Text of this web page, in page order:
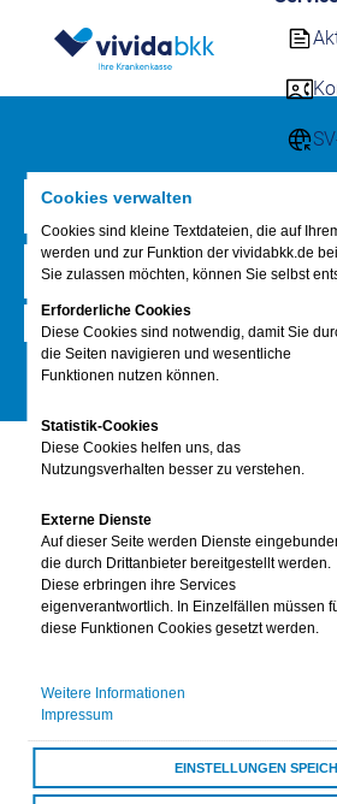
Cookies verwalten
Cookies sind kleine Textdateien, die auf
werden und zur Funktion der vividabkk.de
Sie zulassen möchten, können Sie selbst
Erforderliche Cookies
Diese Cookies sind notwendig, damit Sie
die Seiten navigieren und wesentliche
Funktionen nutzen können.
Statistik-Cookies
Diese Cookies helfen uns, das
Nutzungsverhalten besser zu verstehen.
Externe Dienste
Auf dieser Seite werden Dienste
die durch Drittanbieter bereitgestellt werden.
Diese erbringen ihre Services
eigenverantwortlich. In Einzelfällen müssen
diese Funktionen Cookies gesetzt werden.
Weitere Informationen
Impressum
EINSTELLUNGEN
Rechner
Übergangsbereich
Einfach, schnell & kostenlos